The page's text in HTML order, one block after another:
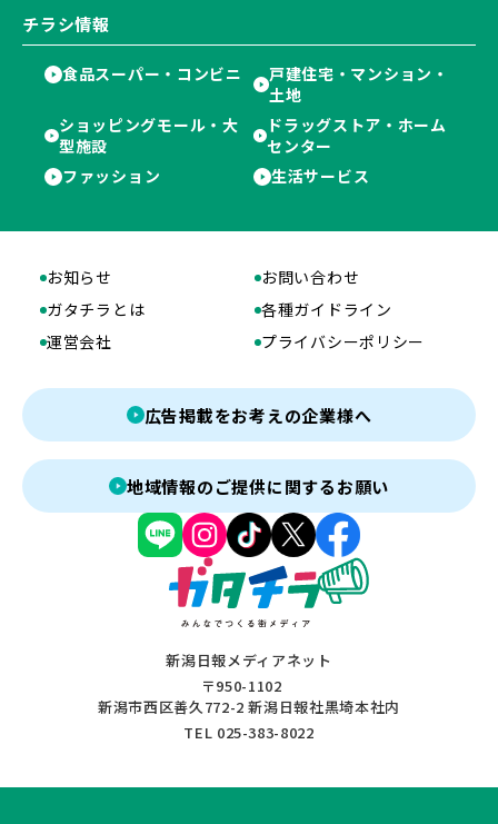
チラシ情報
食品スーパー・コンビニ
戸建住宅・マンション・
土地
ショッピングモール・大
型施設
ドラッグストア・ホーム
センター
ファッション
生活サービス
新潟日報メディアネット
〒950-1102
新潟市西区善久772-2 新潟日報社黒埼本社内
TEL 025-383-8022
お知らせ
お問い合わせ
ガタチラとは
各種ガイドライン
運営会社
プライバシーポリシー
広告掲載をお考えの企業様へ
地域情報のご提供に関するお願い